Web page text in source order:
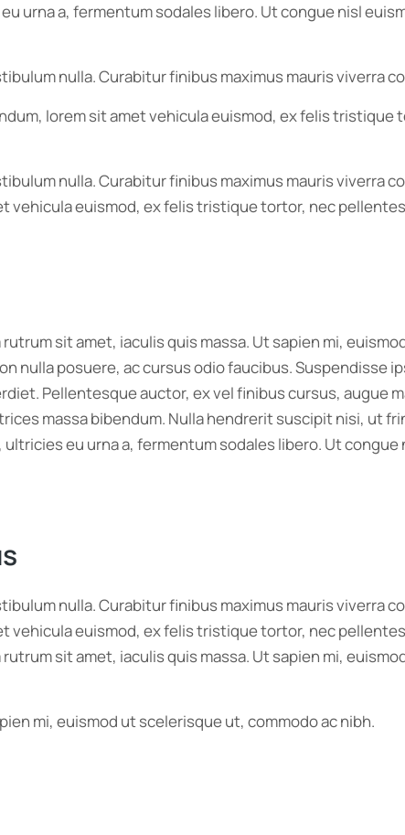
urna a, fermentum sodales libero. Ut congue nisl
nulla. Curabitur finibus maximus mauris viverra
lorem sit amet vehicula euismod, ex felis
nulla. Curabitur finibus maximus mauris viverra
vehicula euismod, ex felis tristique tortor, nec
sit amet, iaculis quis massa. Ut sapien mi,
nulla posuere, ac cursus odio faucibus. Suspendisse
Pellentesque auctor, ex vel finibus cursus, augue
massa bibendum. Nulla hendrerit suscipit nisi, ut
eu urna a, fermentum sodales libero. Ut
nulla. Curabitur finibus maximus mauris viverra
vehicula euismod, ex felis tristique tortor, nec
sit amet, iaculis quis massa. Ut sapien mi,
mi, euismod ut scelerisque ut, commodo ac nibh.